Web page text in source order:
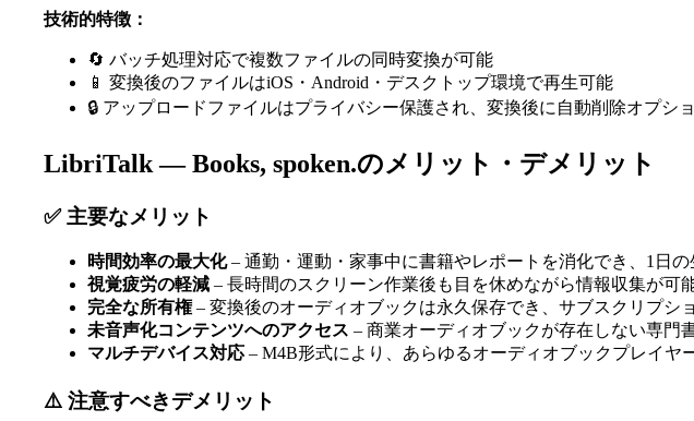
技術的特徴：
🔄 バッチ処理対応で複数ファイルの同時変換が可能
📱 変換後のファイルはiOS・Android・デスクトップ環境で再生可能
🔒 アップロードファイルはプライバシー保護され、変換後に自動削除オプシ
LibriTalk — Books, spoken.のメリット・デメリット
✅ 主要なメリット
時間効率の最大化– 通勤・運動・家事中に書籍やレポートを消化でき、1日の
視覚疲労の軽減 – 長時間のスクリーン作業後も目を休めながら情報収集が可
完全な所有権– 変換後のオーディオブックは永久保存でき、サブスクリプシ
未音声化コンテンツへのアクセス – 商業オーディオブックが存在しない専門
マルチデバイス対応 – M4B形式により、あらゆるオーディオブックプレイヤ
⚠️ 注意すべきデメリット